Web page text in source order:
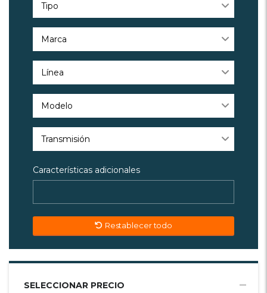
Tipo
Marca
Línea
Modelo
Transmisión
Características adicionales
Restablecer todo
SELECCIONAR PRECIO